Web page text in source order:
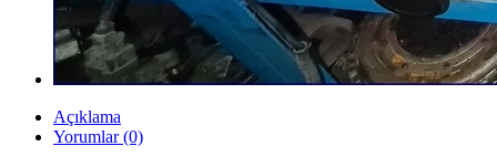
Açıklama
Yorumlar (0)